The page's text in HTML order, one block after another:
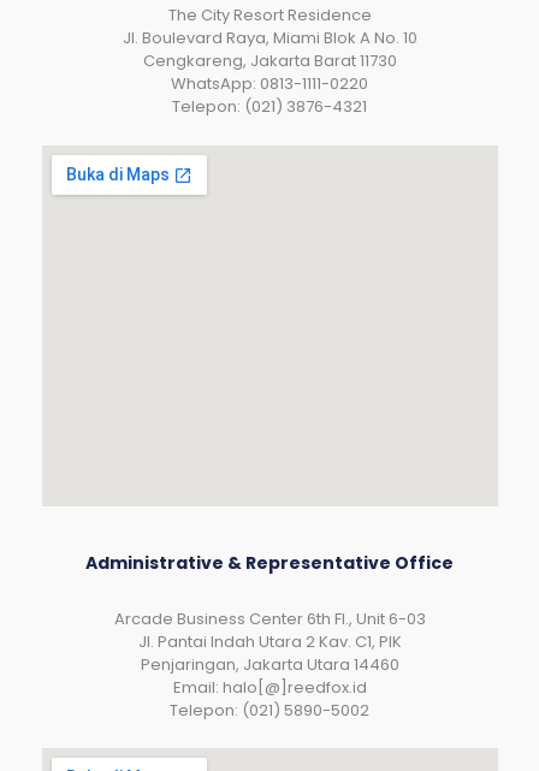
The City Resort Residence
Jl. Boulevard Raya, Miami Blok A No. 10
Cengkareng, Jakarta Barat 11730
WhatsApp: 0813-1111-0220
Telepon: (021) 3876-4321
Administrative & Representative Office
Arcade Business Center 6th Fl., Unit 6-03
JI. Pantai Indah Utara 2 Kav. C1, PIK
Penjaringan, Jakarta Utara 14460
Email: halo[@]reedfox.id
Telepon: (021) 5890-5002